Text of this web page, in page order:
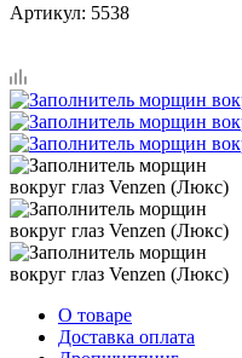
Артикул: 5538
О товаре
Доставка оплата